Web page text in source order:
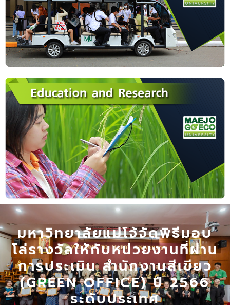
มหาวิทยาลัยแม่โจ้จัดพิธีมอบ
โล่รางวัลให้กับหน่วยงานที่ผ่าน
การประเมิน สำนักงานสีเขียว
(GREEN OFFICE) ปี 2566
ระดับประเทศ